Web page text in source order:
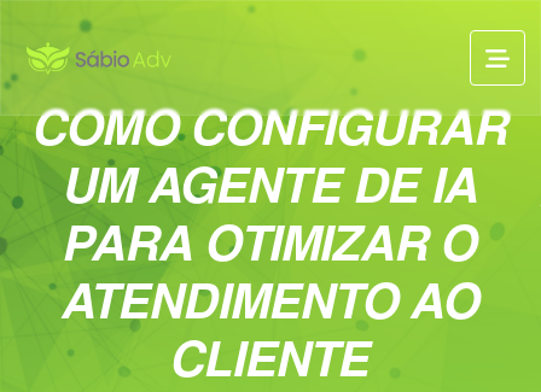
COMO CONFIGURAR
UM AGENTE DE IA
PARA OTIMIZAR O
ATENDIMENTO AO
CLIENTE